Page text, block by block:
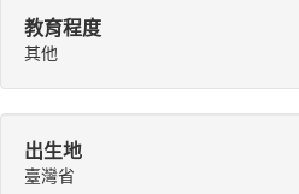
教育程度
其他
出生地
臺灣省